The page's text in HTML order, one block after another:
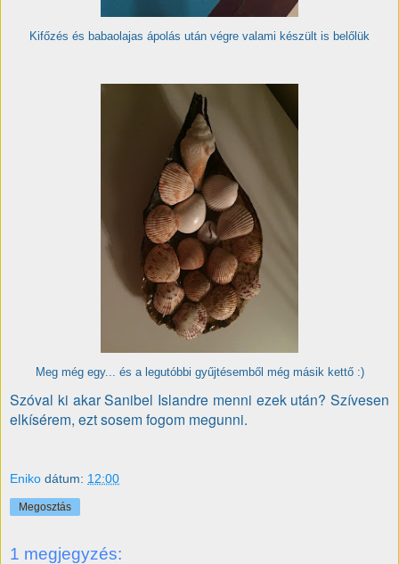
Kifőzés és babaolajas ápolás után végre valami készült is belőlük
Meg még egy... és a legutóbbi gyűjtésemből még másik kettő :)
Szóval ki akar Sanibel Islandre menni ezek után? Szívesen
elkísérem, ezt sosem fogom megunni.
Eniko dátum: 12:00
Megosztás
1 megjegyzés: